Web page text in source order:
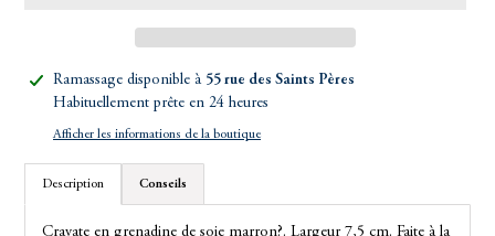
Ajout
produit
Ramassage disponible à 55 rue des Saints Pères
Habituellement prête en 24 heures
Afficher les informations de la boutique
Description Conseils